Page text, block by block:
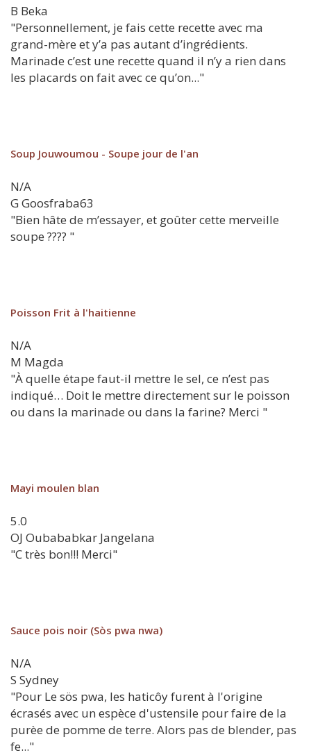
B Beka
"Personnellement, je fais cette recette avec ma
grand-mère et y’a pas autant d’ingrédients.
Marinade c’est une recette quand il n’y a rien dans
les placards on fait avec ce qu’on..."
Soup Jouwoumou - Soupe jour de l'an
N/A
G Goosfraba63
"Bien hâte de m’essayer, et goûter cette merveille
soupe ???? "
Poisson Frit à l'haitienne
N/A
M Magda
"À quelle étape faut-il mettre le sel, ce n’est pas
indiqué… Doit le mettre directement sur le poisson
ou dans la marinade ou dans la farine? Merci "
Mayi moulen blan
5.0
OJ Oubababkar Jangelana
"C très bon!!! Merci"
Sauce pois noir (Sòs pwa nwa)
N/A
S Sydney
"Pour Le sös pwa, les haticôy furent à l'origine
écrasés avec un espèce d'ustensile pour faire de la
purèe de pomme de terre. Alors pas de blender, pas
fe..."